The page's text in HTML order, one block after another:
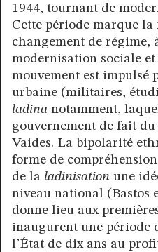
1944, tournant de
Cette période marque la
changement de régime,
modernisation sociale
mouvement est impulsé
urbaine (militaires,
ladina notamment,
gouvernement de fait
Vaides. La bipolarité
forme de
de la ladinisation une
niveau national (Bastos
donne lieu aux
inaugurent une période
l’État de dix ans au